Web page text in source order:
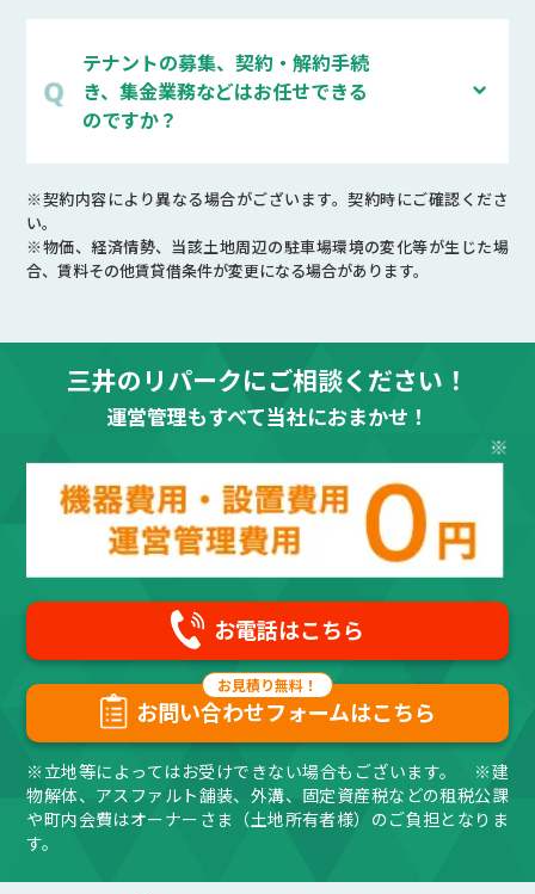
テナントの募集、契約・解約手続
き、集金業務などはお任せできる
のですか？
※契約内容により異なる場合がございます。契約時にご確認くださ
い。
※物価、経済情勢、当該土地周辺の駐車場環境の変化等が生じた場
合、賃料その他賃貸借条件が変更になる場合があります。
三井のリパークにご相談ください！
運営管理もすべて当社におまかせ！
お電話はこちら
お問い合わせフォームはこちら
※立地等によってはお受けできない場合もございます。 ※建
物解体、アスファルト舗装、外溝、固定資産税などの租税公課
や町内会費はオーナーさま（土地所有者様）のご負担となりま
す。